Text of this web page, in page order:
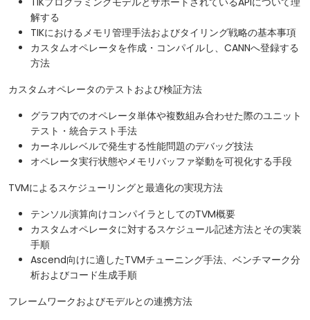
解する
TIKにおけるメモリ管理手法およびタイリング戦略の基本事項
カスタムオペレータを作成・コンパイルし、CANNへ登録する
方法
カスタムオペレータのテストおよび検証方法
グラフ内でのオペレータ単体や複数組み合わせた際のユニット
テスト・統合テスト手法
カーネルレベルで発生する性能問題のデバッグ技法
オペレータ実行状態やメモリバッファ挙動を可視化する手段
TVMによるスケジューリングと最適化の実現方法
テンソル演算向けコンパイラとしてのTVM概要
カスタムオペレータに対するスケジュール記述方法とその実装
手順
Ascend向けに適したTVMチューニング手法、ベンチマーク分
析およびコード生成手順
フレームワークおよびモデルとの連携方法